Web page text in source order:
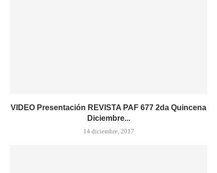
VIDEO Presentación REVISTA PAF 677 2da Quincena
Diciembre...
14 diciembre, 2017